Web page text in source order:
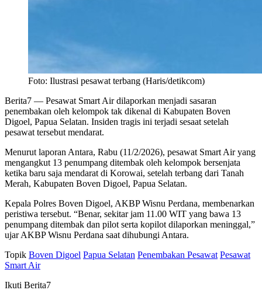
Foto: Ilustrasi pesawat terbang (Haris/detikcom)
Berita7 — Pesawat Smart Air dilaporkan menjadi sasaran
penembakan oleh kelompok tak dikenal di Kabupaten Boven
Digoel, Papua Selatan. Insiden tragis ini terjadi sesaat setelah
pesawat tersebut mendarat.
Menurut laporan Antara, Rabu (11/2/2026), pesawat Smart Air yang
mengangkut 13 penumpang ditembak oleh kelompok bersenjata
ketika baru saja mendarat di Korowai, setelah terbang dari Tanah
Merah, Kabupaten Boven Digoel, Papua Selatan.
Kepala Polres Boven Digoel, AKBP Wisnu Perdana, membenarkan
peristiwa tersebut. “Benar, sekitar jam 11.00 WIT yang bawa 13
penumpang ditembak dan pilot serta kopilot dilaporkan meninggal,”
ujar AKBP Wisnu Perdana saat dihubungi Antara.
Topik Boven Digoel Papua Selatan Penembakan Pesawat Pesawat
Smart Air
Ikuti Berita7